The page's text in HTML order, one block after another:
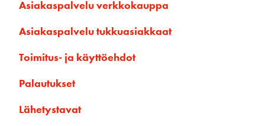
Asiakaspalvelu verkkokauppa
Asiakaspalvelu tukkuasiakkaat
Toimitus- ja käyttöehdot
Palautukset
Lähetystavat